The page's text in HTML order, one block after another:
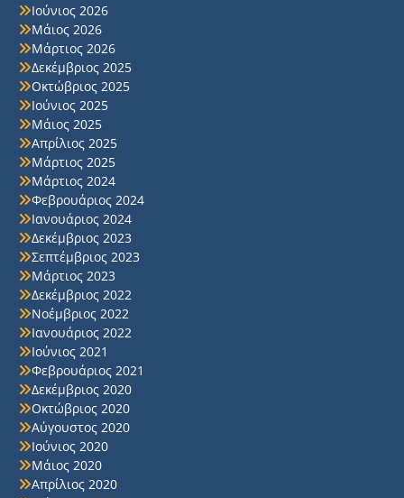
Ιούνιος 2026
Μάιος 2026
Μάρτιος 2026
Δεκέμβριος 2025
Οκτώβριος 2025
Ιούνιος 2025
Μάιος 2025
Απρίλιος 2025
Μάρτιος 2025
Μάρτιος 2024
Φεβρουάριος 2024
Ιανουάριος 2024
Δεκέμβριος 2023
Σεπτέμβριος 2023
Μάρτιος 2023
Δεκέμβριος 2022
Νοέμβριος 2022
Ιανουάριος 2022
Ιούνιος 2021
Φεβρουάριος 2021
Δεκέμβριος 2020
Οκτώβριος 2020
Αύγουστος 2020
Ιούνιος 2020
Μάιος 2020
Απρίλιος 2020